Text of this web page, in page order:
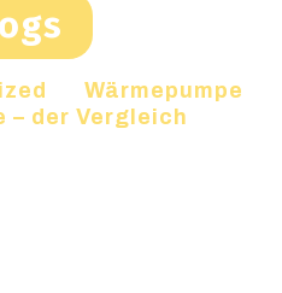
Wärmepumpe
– der Vergleich